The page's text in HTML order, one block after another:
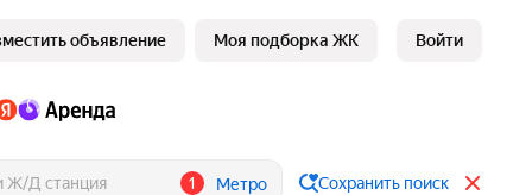
объявление Моя подборка ЖК Войти
1 Метро Сохранить поиск